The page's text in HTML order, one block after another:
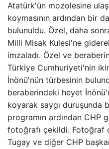
Atatürk'ün mozolesine
koymasının ardından bir
bulunuldu. Özel, daha
Milli Misak Kulesi'ne
imzaladı. Özel ve
Türkiye Cumhuriyeti'nin
İnönü'nün türbesinin
beraberindeki heyet
koyarak saygı duruşunda
programın ardından CHP
fotoğrafı çekildi. Fotoğraf
Tugay ve diğer CHP